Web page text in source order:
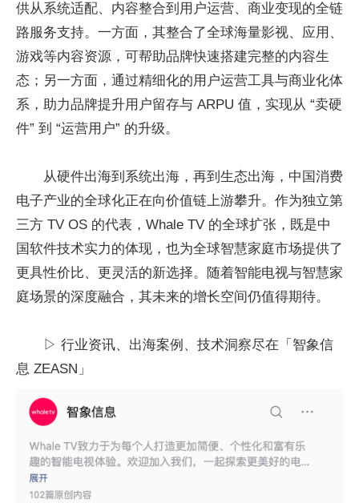
供从系统适配、内容整合到用户运营、商业变现的全链
路服务支持。一方面，其整合了全球海量影视、应用、
游戏等内容资源，可帮助品牌快速搭建完整的内容生
态；另一方面，通过精细化的用户运营工具与商业化体
系，助力品牌提升用户留存与 ARPU 值，实现从 “卖硬
件” 到 “运营用户” 的升级。
从硬件出海到系统出海，再到生态出海，中国消费
电子产业的全球化正在向价值链上游攀升。作为独立第
三方 TV OS 的代表，Whale TV 的全球扩张，既是中
国软件技术实力的体现，也为全球智慧家庭市场提供了
更具性价比、更灵活的新选择。随着智能电视与智慧家
庭场景的深度融合，其未来的增长空间仍值得期待。
▷ 行业资讯、出海案例、技术洞察尽在「智象信
息 ZEASN」